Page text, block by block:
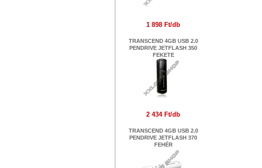
1 898 Ft/db
TRANSCEND 4GB USB 2.0
PENDRIVE JETFLASH 350
FEKETE
2 434 Ft/db
TRANSCEND 4GB USB 2.0
PENDRIVE JETFLASH 370
FEHÉR